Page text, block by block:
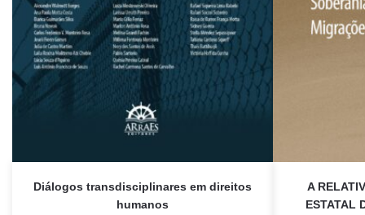
Diálogos transdisciplinares em direitos
humanos
A
ESTATAL